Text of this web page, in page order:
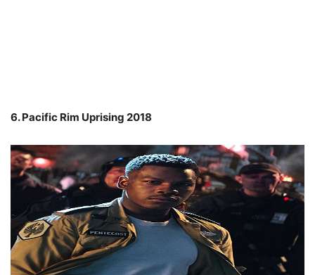
6. Pacific Rim Uprising 2018